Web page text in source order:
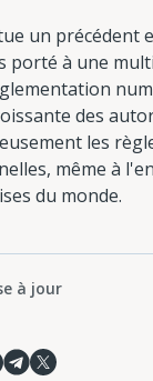
un précédent
porté à une
des
les
même à
du monde.
à jour